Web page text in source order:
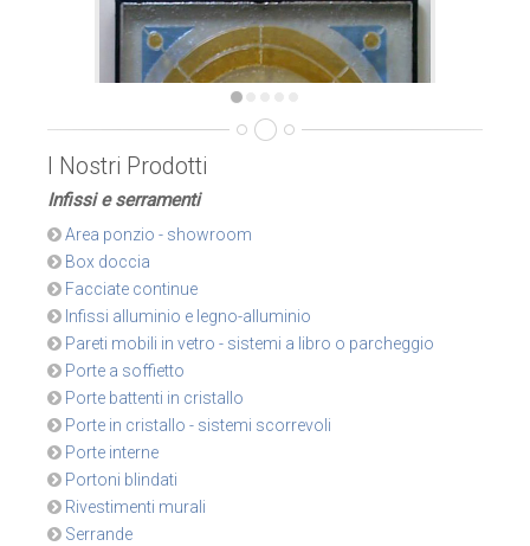
I Nostri Prodotti
Infissi e serramenti
Area ponzio - showroom
Box doccia
Facciate continue
Infissi alluminio e legno-alluminio
Pareti mobili in vetro - sistemi a libro o parcheggio
Porte a soffietto
Porte battenti in cristallo
Porte in cristallo - sistemi scorrevoli
Porte interne
Portoni blindati
Rivestimenti murali
Serrande